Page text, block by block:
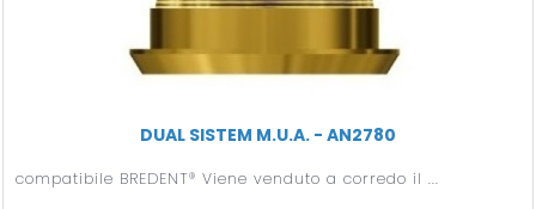
DUAL SISTEM M.U.A. - AN2780
compatibile BREDENT® Viene venduto a corredo il ...